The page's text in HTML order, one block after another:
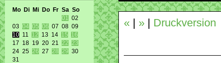
Mo Di Mi Do Fr Sa So
01
02
03 04 05 06
10 11 12 13 14 15
16
17 18 19 20 21 22
23
24 25 26 27 28 29 30
31
« » Druckversion